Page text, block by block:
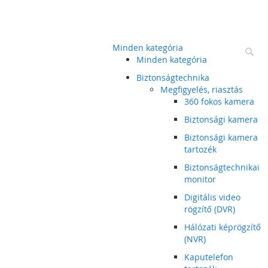
Minden kategória
Minden kategória
Biztonságtechnika
Megfigyelés, riasztás
360 fokos kamera
Biztonsági kamera
Biztonsági kamera
tartozék
Biztonságtechnikai
monitor
Digitális video
rögzítő (DVR)
Hálózati képrögzítő
(NVR)
Kaputelefon